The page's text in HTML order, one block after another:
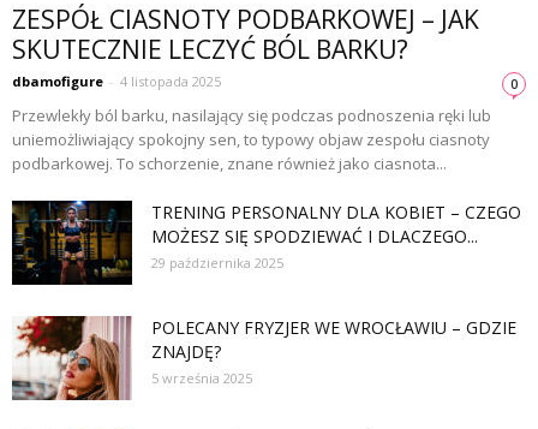
ZESPÓŁ CIASNOTY PODBARKOWEJ – JAK
SKUTECZNIE LECZYĆ BÓL BARKU?
dbamofigure - 4 listopada 2025 0
Przewlekły ból barku, nasilający się podczas podnoszenia ręki lub
uniemożliwiający spokojny sen, to typowy objaw zespołu ciasnoty
podbarkowej. To schorzenie, znane również jako ciasnota...
TRENING PERSONALNY DLA KOBIET – CZEGO
MOŻESZ SIĘ SPODZIEWAĆ I DLACZEGO...
29 października 2025
POLECANY FRYZJER WE WROCŁAWIU – GDZIE
ZNAJDĘ?
5 września 2025